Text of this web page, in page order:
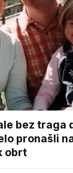
bez traga
pronašli
obrt